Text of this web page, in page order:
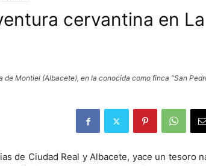
cervantina en
Montiel (Albacete), en la conocida como finca “San
de Ciudad Real y Albacete, yace un